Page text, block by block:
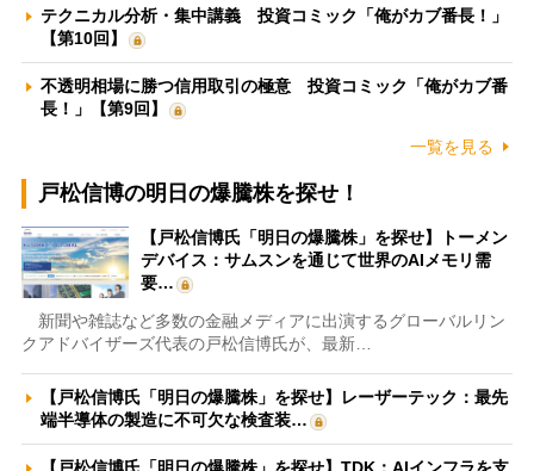
テクニカル分析・集中講義 投資コミック「俺がカブ番長！」
【第10回】
不透明相場に勝つ信用取引の極意 投資コミック「俺がカブ番
長！」【第9回】
一覧を見る
戸松信博の明日の爆騰株を探せ！
【戸松信博氏「明日の爆騰株」を探せ】トーメン
デバイス：サムスンを通じて世界のAIメモリ需
要…
新聞や雑誌など多数の金融メディアに出演するグローバルリン
クアドバイザーズ代表の戸松信博氏が、最新…
【戸松信博氏「明日の爆騰株」を探せ】レーザーテック：最先
端半導体の製造に不可欠な検査装…